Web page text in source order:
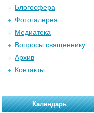
Блогосфера
Фотогалерея
Медиатека
Вопросы священнику
Архив
Контакты
Календарь